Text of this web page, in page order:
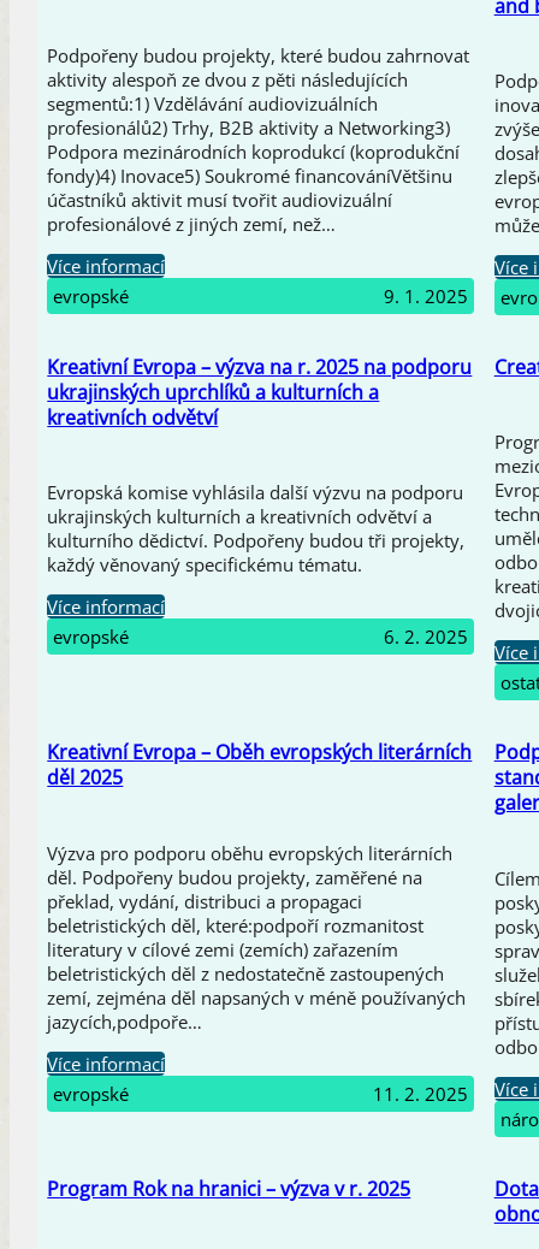
Podpořeny budou projekty, které budou zahrnovat
aktivity alespoň ze dvou z pěti následujících
segmentů:1) Vzdělávání audiovizuálních
profesionálů2) Trhy, B2B aktivity a Networking3)
Podpora mezinárodních koprodukcí (koprodukční
fondy)4) Inovace5) Soukromé financováníVětšinu
účastníků aktivit musí tvořit audiovizuální
profesionálové z jiných zemí, než…
Více informací
evropské
9. 1. 2025
and
Více
Kreativní Evropa – výzva na r. 2025 na podporu
ukrajinských uprchlíků a kulturních a
kreativních odvětví
Evropská komise vyhlásila další výzvu na podporu
ukrajinských kulturních a kreativních odvětví a
kulturního dědictví. Podpořeny budou tři projekty,
každý věnovaný specifickému tématu.
Více informací
evropské
6. 2. 2025
Více
Kreativní Evropa – Oběh evropských literárních
děl 2025
Výzva pro podporu oběhu evropských literárních
děl. Podpořeny budou projekty, zaměřené na
překlad, vydání, distribuci a propagaci
beletristických děl, které:podpoří rozmanitost
literatury v cílové zemi (zemích) zařazením
beletristických děl z nedostatečně zastoupených
zemí, zejména děl napsaných v méně používaných
jazycích,podpoře…
Více informací
evropské
11. 2. 2025
Více
Program Rok na hranici – výzva v r. 2025